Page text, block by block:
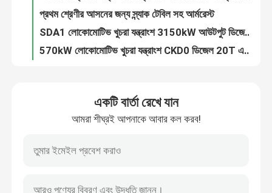
আমাদের সাথে যোগাযোগ
ব্লগ
একটি উদ্ধৃতি অনুরোধ করুন
রেলওয়ে ক্যারিজ প্লাস্টিক ট্রেন সিট টেবিল পিসি ফায়ারপ্রুফ জারা প্রতিরোধী
2700kW ইঞ্জিন ডিজেল লোকোমোটিভ যন্ত্রাংশ DL CKD9B রেলওয়ে খুচরা যন্ত্রাংশ
একটি বার্তা রেখে যান
আমরা শীঘ্রই আপনাকে আবার কল করব!